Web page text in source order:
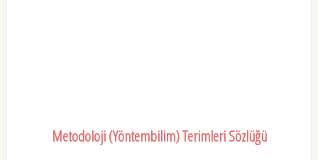
Metodoloji (Yöntembilim) Terimleri Sözlüğü